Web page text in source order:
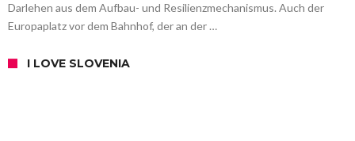
Darlehen aus dem Aufbau- und Resilienzmechanismus. Auch der
Europaplatz vor dem Bahnhof, der an der …
I LOVE SLOVENIA